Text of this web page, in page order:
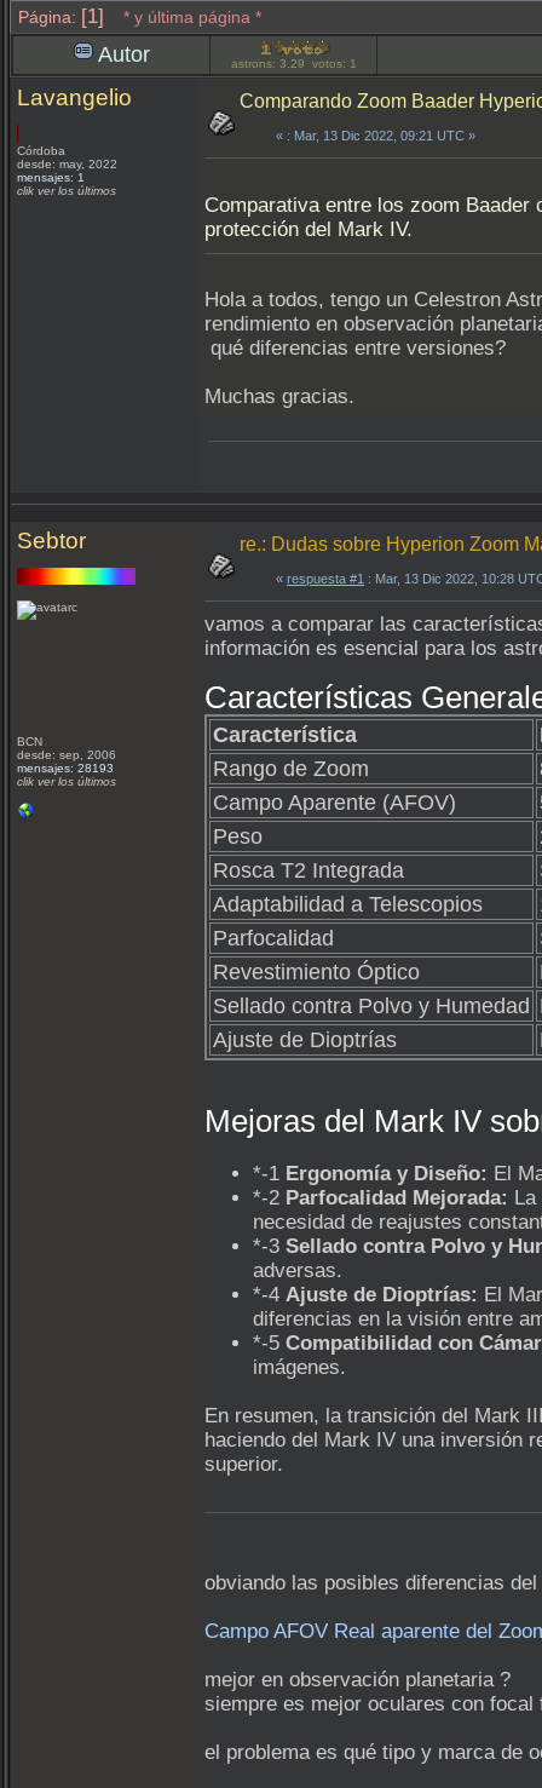
Página: [1] * y última página *
Autor astrons: 3.29 votos: 1
Lavangelio
Córdoba
desde: may, 2022
mensajes: 1
clik ver los últimos
Comparando Zoom Baader
« : Mar, 13 Dic 2022, 09:21 UTC »
Comparativa entre los zoom
protección del Mark IV.
Hola a todos, tengo un Celestron
rendimiento en observación
qué diferencias entre versiones?
Muchas gracias.
Sebtor
BCN
desde: sep, 2006
mensajes: 28193
clik ver los últimos
re.: Dudas sobre Hyperion Zoom
« respuesta #1 : Mar, 13 Dic 2022, 10:28
vamos a comparar las
información es esencial para los
Características
Característica
Rango de Zoom
Campo Aparente (AFOV)
Peso
Rosca T2 Integrada
Adaptabilidad a Telescopios
Parfocalidad
Revestimiento Óptico
Sellado contra Polvo y Humedad
Ajuste de Dioptrías
Mejoras del Mark IV
*-1 Ergonomía y Diseño: El
*-2 Parfocalidad Mejorada: La
necesidad de reajustes
*-3 Sellado contra Polvo y
adversas.
*-4 Ajuste de Dioptrías: El
diferencias en la visión entre
*-5 Compatibilidad con
imágenes.
En resumen, la transición del Mark
haciendo del Mark IV una inversión
superior.
obviando las posibles diferencias
Campo AFOV Real aparente del
mejor en observación planetaria ?
siempre es mejor oculares con
el problema es qué tipo y marca de